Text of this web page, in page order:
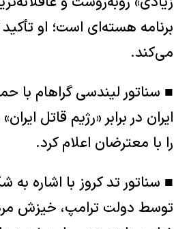
برنامه هسته‌ای است؛ او
می‌کند.
■ سناتور لیندسی گراهام با
ایران در برابر «رژیم قاتل
را با معترضان اعلام کرد.
توسط دولت ترامپ، خیزش